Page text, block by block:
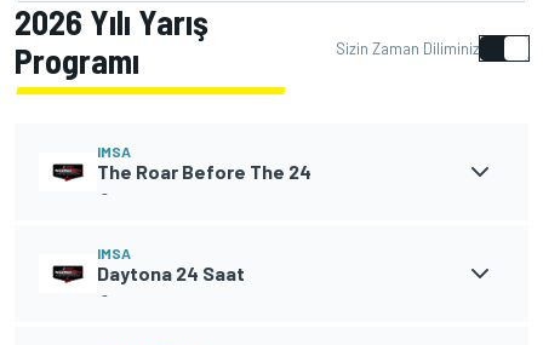
2026 Yılı Yarış
Programı
Sizin Zaman Diliminiz
IMSA
The Roar Before The 24
-
IMSA
Daytona 24 Saat
-